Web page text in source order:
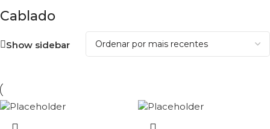
Cablado
Show sidebar